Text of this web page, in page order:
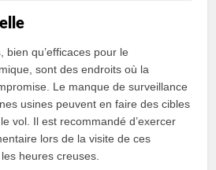
bien qu’efficaces pour le
sont des endroits où la
Le manque de surveillance
usines peuvent en faire des cibles
vol. Il est recommandé d’exercer
lors de la visite de ces
heures creuses.